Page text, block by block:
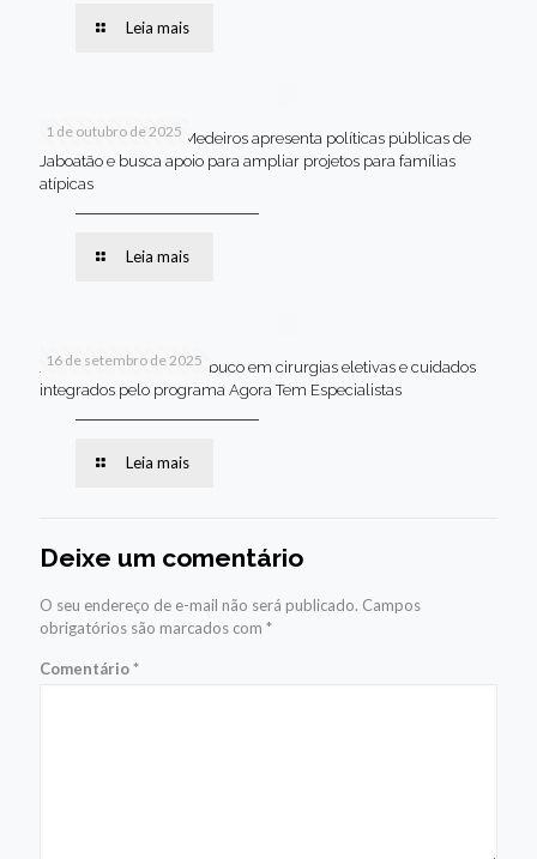
Leia mais
1 de outubro de 2025
Em Brasília, Andréa Medeiros apresenta políticas públicas de
Jaboatão e busca apoio para ampliar projetos para famílias
atípicas
Leia mais
16 de setembro de 2025
Jaboatão lidera Pernambuco em cirurgias eletivas e cuidados
integrados pelo programa Agora Tem Especialistas
Leia mais
Deixe um comentário
O seu endereço de e-mail não será publicado. Campos
obrigatórios são marcados com *
Comentário*